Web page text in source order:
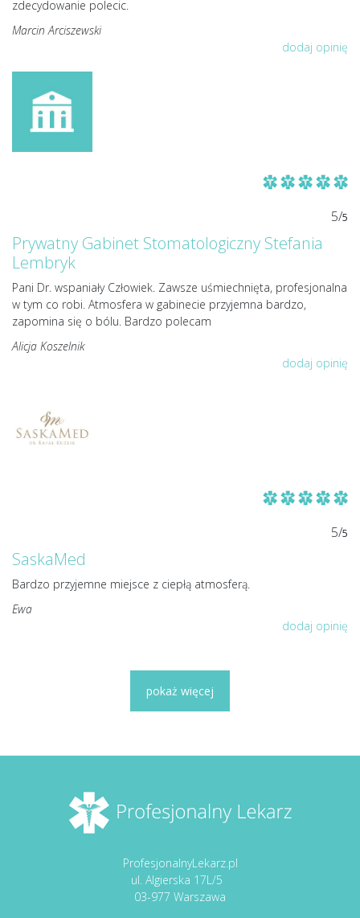
zdecydowanie polecic.
Marcin Arciszewski
dodaj opinię
5/5
Prywatny Gabinet Stomatologiczny Stefania
Lembryk
Pani Dr. wspaniały Człowiek. Zawsze uśmiechnięta, profesjonalna
w tym co robi. Atmosfera w gabinecie przyjemna bardzo,
zapomina się o bólu. Bardzo polecam
Alicja Koszelnik
dodaj opinię
5/5
SaskaMed
Bardzo przyjemne miejsce z ciepłą atmosferą.
Ewa
dodaj opinię
pokaż więcej
ProfesjonalnyLekarz.pl
ul. Algierska 17L/5
03-977 Warszawa